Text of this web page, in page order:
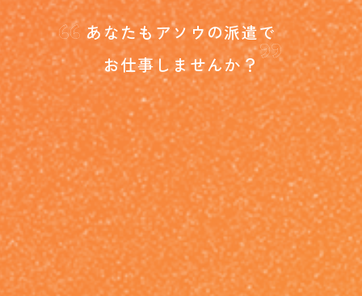
“あなたもアソウの派遣で
お仕事しませんか？ ”